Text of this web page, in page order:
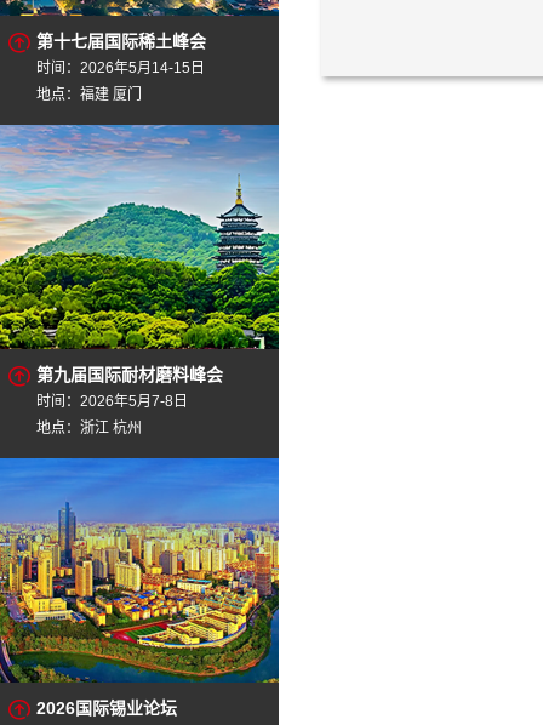
第十七届国际稀土峰会
时间：2026年5月14-15日
地点：福建 厦门
第九届国际耐材磨料峰会
时间：2026年5月7-8日
地点：浙江 杭州
2026国际锡业论坛